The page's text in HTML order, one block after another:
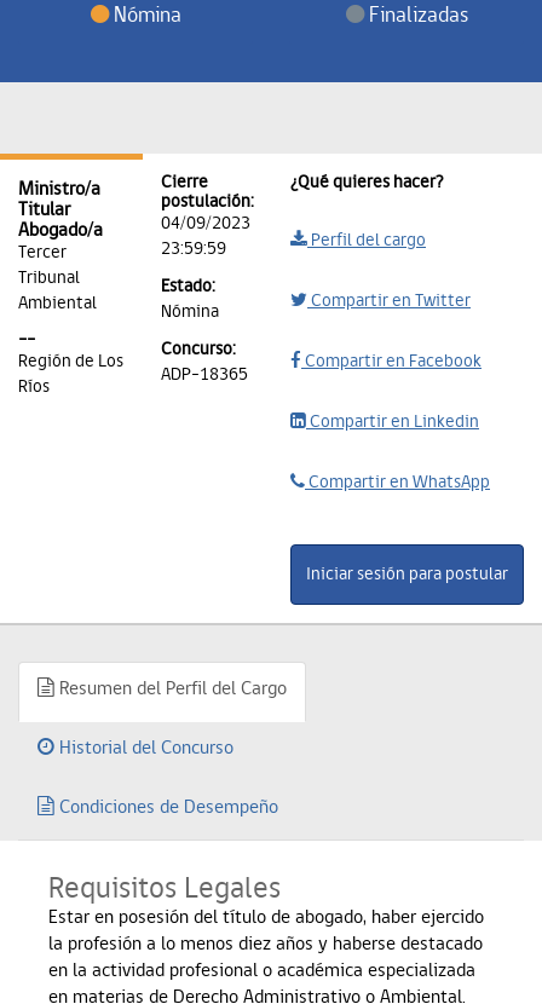
Nómina Finalizadas
Ministro/a
Titular
Abogado/a
Tercer
Tribunal
Ambiental
--
Región de Los
Ríos
Cierre
postulación:
04/09/2023
23:59:59
Estado:
Nómina
Concurso:
ADP-18365
¿Qué quieres hacer?
Perfil del cargo
Compartir en Twitter
Compartir en Facebook
Compartir en Linkedin
Compartir en WhatsApp
Resumen del Perfil del Cargo
Historial del Concurso
Condiciones de Desempeño
Requisitos Legales
Estar en posesión del título de abogado, haber ejercido
la profesión a lo menos diez años y haberse destacado
en la actividad profesional o académica especializada
en materias de Derecho Administrativo o Ambiental.